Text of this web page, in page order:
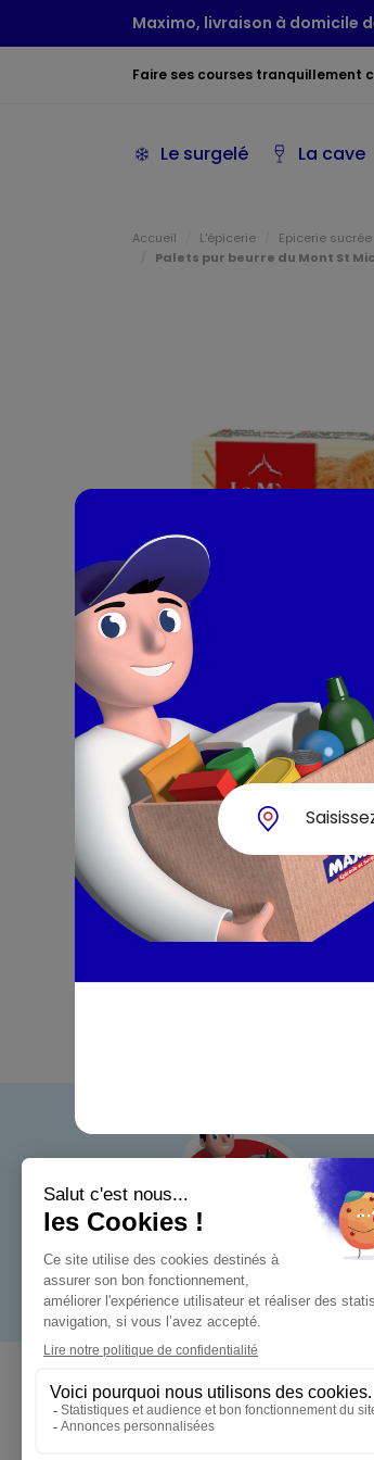
Maximo, livraison à domicile
Faire ses courses tranquillement
Le surgelé La cave
Accueil L'épicerie Epicerie sucrée
Palets pur beurre du Mont St